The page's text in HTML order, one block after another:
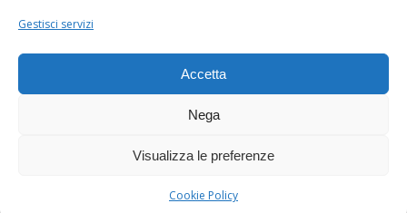
Gestisci servizi
Accetta
Nega
Visualizza le preferenze
Cookie Policy
consorzio per la produzione di energia elettrica
Dogana Sostenibile 2026 ©
Ashe Tema di
WP Royal